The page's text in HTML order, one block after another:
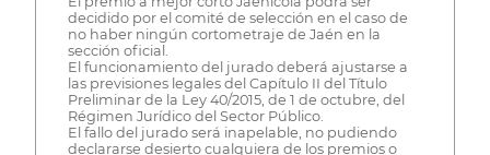
decidido por el comité de selección en el caso de
no haber ningún cortometraje de Jaén en la
sección oficial.
El funcionamiento del jurado deberá ajustarse a
las previsiones legales del Capítulo II del Título
Preliminar de la Ley 40/2015, de 1 de octubre, del
Régimen Jurídico del Sector Público.
El fallo del jurado será inapelable, no pudiendo
declararse desierto cualquiera de los premios o